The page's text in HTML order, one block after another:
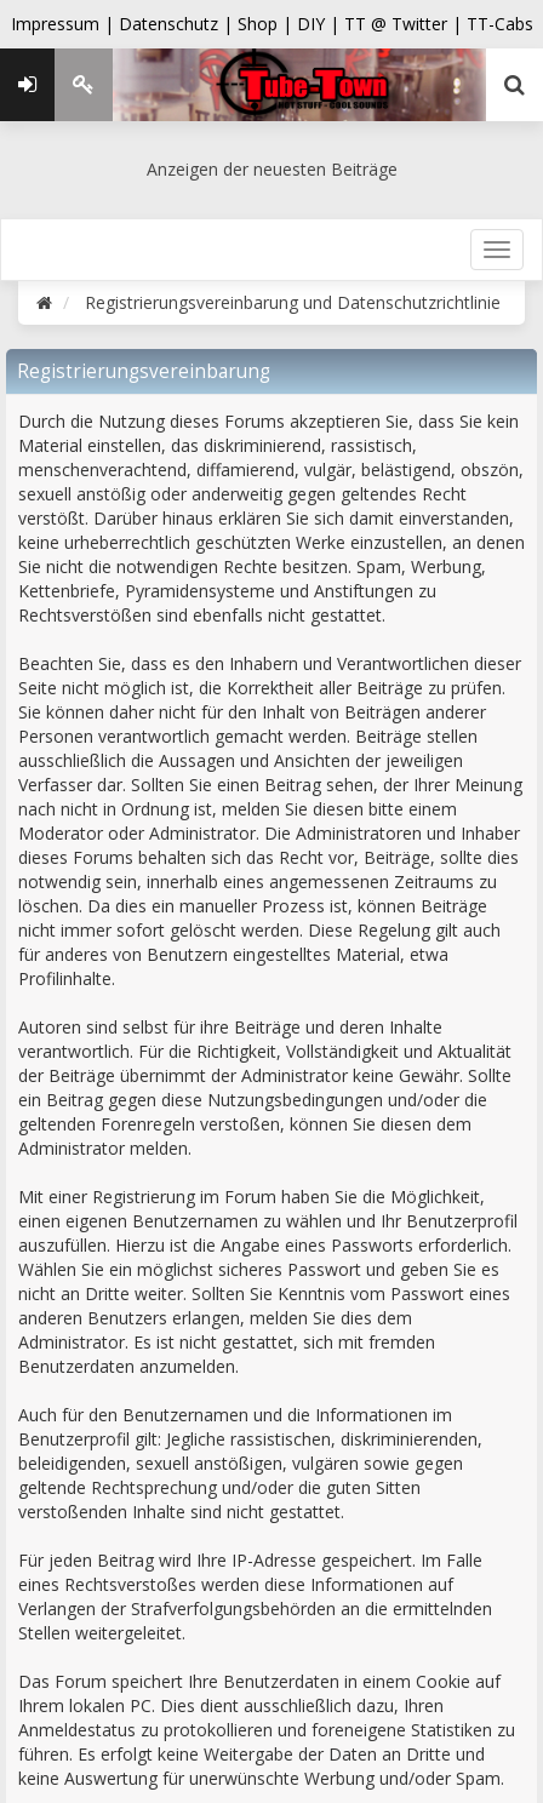
Impressum | Datenschutz | Shop | DIY | TT @ Twitter | TT-Cabs
Anzeigen der neuesten Beiträge
Registrierungsvereinbarung und Datenschutzrichtlinie
Registrierungsvereinbarung
Durch die Nutzung dieses Forums akzeptieren Sie, dass Sie kein
Material einstellen, das diskriminierend, rassistisch,
menschenverachtend, diffamierend, vulgär, belästigend, obszön,
sexuell anstößig oder anderweitig gegen geltendes Recht
verstößt. Darüber hinaus erklären Sie sich damit einverstanden,
keine urheberrechtlich geschützten Werke einzustellen, an denen
Sie nicht die notwendigen Rechte besitzen. Spam, Werbung,
Kettenbriefe, Pyramidensysteme und Anstiftungen zu
Rechtsverstößen sind ebenfalls nicht gestattet.
Beachten Sie, dass es den Inhabern und Verantwortlichen dieser
Seite nicht möglich ist, die Korrektheit aller Beiträge zu prüfen.
Sie können daher nicht für den Inhalt von Beiträgen anderer
Personen verantwortlich gemacht werden. Beiträge stellen
ausschließlich die Aussagen und Ansichten der jeweiligen
Verfasser dar. Sollten Sie einen Beitrag sehen, der Ihrer Meinung
nach nicht in Ordnung ist, melden Sie diesen bitte einem
Moderator oder Administrator. Die Administratoren und Inhaber
dieses Forums behalten sich das Recht vor, Beiträge, sollte dies
notwendig sein, innerhalb eines angemessenen Zeitraums zu
löschen. Da dies ein manueller Prozess ist, können Beiträge
nicht immer sofort gelöscht werden. Diese Regelung gilt auch
für anderes von Benutzern eingestelltes Material, etwa
Profilinhalte.
Autoren sind selbst für ihre Beiträge und deren Inhalte
verantwortlich. Für die Richtigkeit, Vollständigkeit und Aktualität
der Beiträge übernimmt der Administrator keine Gewähr. Sollte
ein Beitrag gegen diese Nutzungsbedingungen und/oder die
geltenden Forenregeln verstoßen, können Sie diesen dem
Administrator melden.
Mit einer Registrierung im Forum haben Sie die Möglichkeit,
einen eigenen Benutzernamen zu wählen und Ihr Benutzerprofil
auszufüllen. Hierzu ist die Angabe eines Passworts erforderlich.
Wählen Sie ein möglichst sicheres Passwort und geben Sie es
nicht an Dritte weiter. Sollten Sie Kenntnis vom Passwort eines
anderen Benutzers erlangen, melden Sie dies dem
Administrator. Es ist nicht gestattet, sich mit fremden
Benutzerdaten anzumelden.
Auch für den Benutzernamen und die Informationen im
Benutzerprofil gilt: Jegliche rassistischen, diskriminierenden,
beleidigenden, sexuell anstößigen, vulgären sowie gegen
geltende Rechtsprechung und/oder die guten Sitten
verstoßenden Inhalte sind nicht gestattet.
Für jeden Beitrag wird Ihre IP-Adresse gespeichert. Im Falle
eines Rechtsverstoßes werden diese Informationen auf
Verlangen der Strafverfolgungsbehörden an die ermittelnden
Stellen weitergeleitet.
Das Forum speichert Ihre Benutzerdaten in einem Cookie auf
Ihrem lokalen PC. Dies dient ausschließlich dazu, Ihren
Anmeldestatus zu protokollieren und foreneigene Statistiken zu
führen. Es erfolgt keine Weitergabe der Daten an Dritte und
keine Auswertung für unerwünschte Werbung und/oder Spam.